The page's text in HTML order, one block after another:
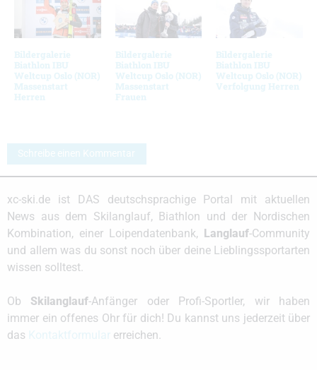
Bildergalerie
Biathlon IBU
Weltcup Oslo (NOR)
Massenstart
Herren
Bildergalerie
Biathlon IBU
Weltcup Oslo (NOR)
Massenstart
Frauen
Bildergalerie
Biathlon IBU
Weltcup Oslo (NOR)
Verfolgung Herren
Schreibe einen Kommentar
xc-ski.de ist DAS deutschsprachige Portal mit aktuellen
News aus dem Skilanglauf, Biathlon und der Nordischen
Kombination, einer Loipendatenbank,
Langlauf-Community
und allem was du sonst noch über deine Lieblingssportarten
wissen solltest.
Ob Skilanglauf-Anfänger oder Profi-Sportler, wir haben
immer ein offenes Ohr für dich! Du kannst uns jederzeit über
das
erreichen.